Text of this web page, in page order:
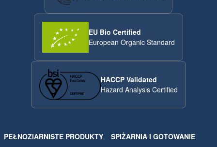
EU Bio Certified
European Organic Standard
HACCP Validated
Hazard Analysis Certified
PEŁNOZIARNISTE PRODUKTY
SPIŻARNIA I GOTOWANIE